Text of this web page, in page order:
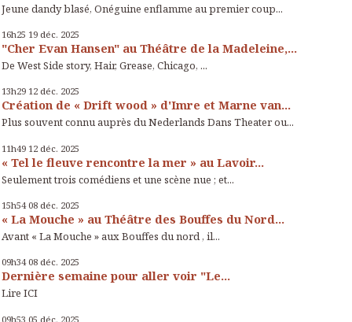
Jeune dandy blasé, Onéguine enflamme au premier coup...
16h25 19 déc. 2025
"Cher Evan Hansen" au Théâtre de la Madeleine,...
De West Side story, Hair, Grease, Chicago, ...
13h29 12 déc. 2025
Création de « Drift wood » d'Imre et Marne van...
Plus souvent connu auprès du Nederlands Dans Theater ou...
11h49 12 déc. 2025
« Tel le fleuve rencontre la mer » au Lavoir...
Seulement trois comédiens et une scène nue ; et...
15h54 08 déc. 2025
« La Mouche » au Théâtre des Bouffes du Nord...
Avant « La Mouche » aux Bouffes du nord , il...
09h34 08 déc. 2025
Dernière semaine pour aller voir "Le...
Lire ICI
09h53 05 déc. 2025